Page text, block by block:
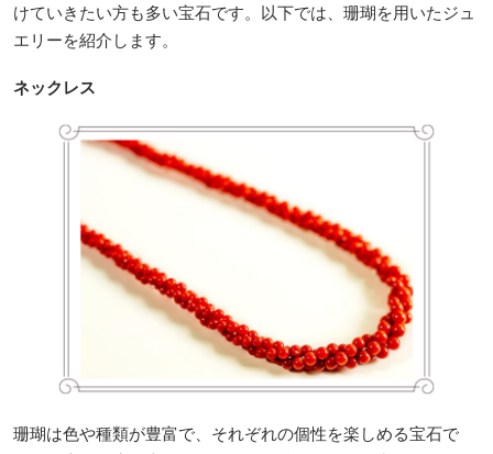
けていきたい方も多い宝石です。以下では、珊瑚を用いたジュ
エリーを紹介します。
ネックレス
珊瑚は色や種類が豊富で、それぞれの個性を楽しめる宝石で